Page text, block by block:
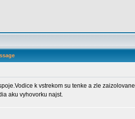
k vstrekom su tenke a zle
aku vyhovorku najst.